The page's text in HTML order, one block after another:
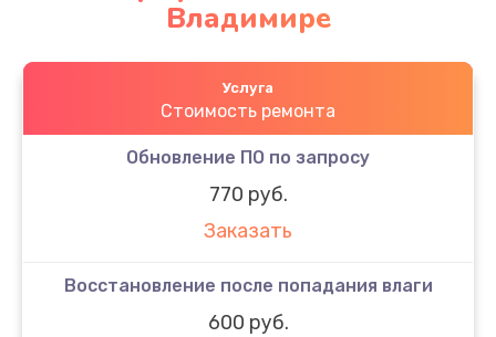
Владимире
Услуга
Стоимость ремонта
Обновление ПО по запросу
770 руб.
Заказать
Восстановление после попадания влаги
600 руб.